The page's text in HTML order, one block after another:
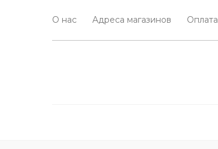
О нас Адреса магазинов Оплата